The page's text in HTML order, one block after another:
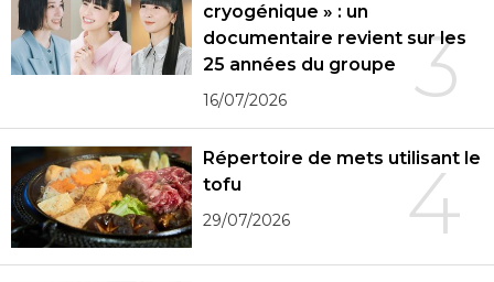
3
cryogénique » : un
documentaire revient sur les
25 années du groupe
16/07/2026
4
Répertoire de mets utilisant le
tofu
29/07/2026